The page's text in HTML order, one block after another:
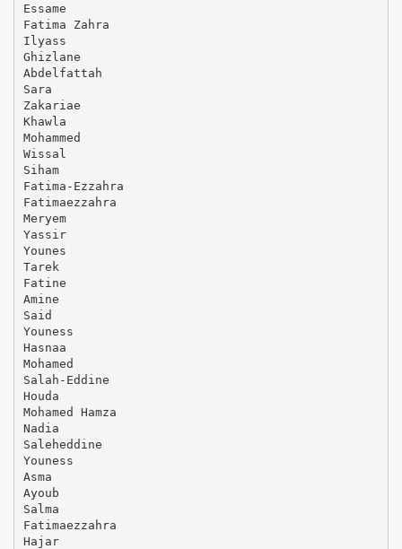
Essame
Fatima Zahra
Ilyass
Ghizlane
Abdelfattah
Sara
Zakariae
Khawla
Mohammed
Wissal
Siham
Fatima-Ezzahra
Fatimaezzahra
Meryem
Yassir
Younes
Tarek
Fatine
Amine
Said
Youness
Hasnaa
Mohamed
Salah-Eddine
Houda
Mohamed Hamza
Nadia
Saleheddine
Youness
Asma
Ayoub
Salma
Fatimaezzahra
Hajar